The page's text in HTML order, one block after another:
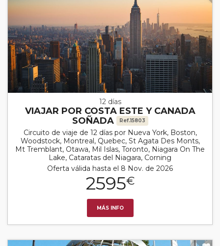
12 días
VIAJAR POR COSTA ESTE Y CANADA
SOÑADA
Ref.15803
Circuito de viaje de 12 días por Nueva York, Boston,
Woodstock, Montreal, Quebec, St Agata Des Monts,
Mt Tremblant, Otawa, Mil Islas, Toronto, Niagara On The
Lake, Cataratas del Niagara, Corning
Oferta válida hasta el 8 Nov. de 2026
2595€
MÁS INFO